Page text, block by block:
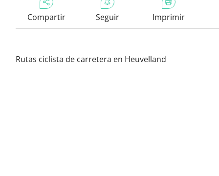
Compartir Seguir Imprimir
Rutas ciclista de carretera en Heuvelland